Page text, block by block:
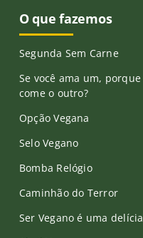
O que fazemos
Segunda Sem Carne
Se você ama um, porque
come o outro?
Opção Vegana
Selo Vegano
Bomba Relógio
Caminhão do Terror
Ser Vegano é uma delícia